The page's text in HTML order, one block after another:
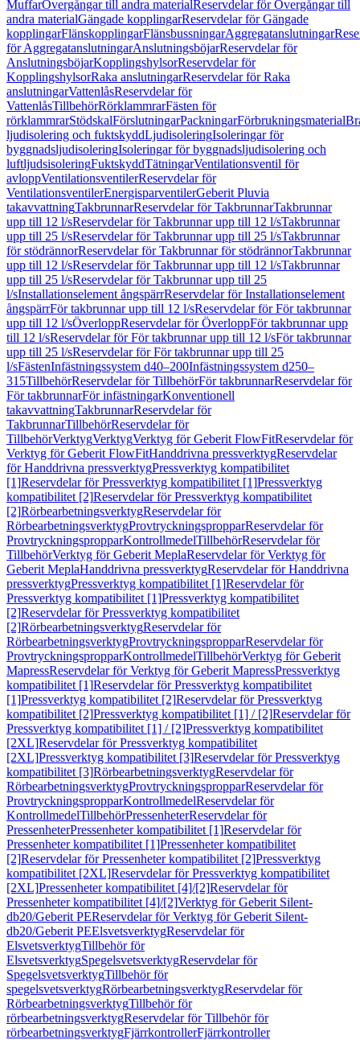
MuffarÖvergångar till andra materialReservdelar för Övergångar till
andra materialGängade kopplingarReservdelar för Gängade
kopplingarFlänskopplingarFlänsbussningarAggregatanslutningar
för AggregatanslutningarAnslutningsböjarReservdelar för
AnslutningsböjarKopplingshylsorReservdelar för
KopplingshylsorRaka anslutningarReservdelar för Raka
anslutningarVattenlåsReservdelar för
VattenlåsTillbehörRörklammrarFästen för
rörklammrarStödskalFörslutningarPackningarFörbrukningsmaterial
ljudisolering och fuktskyddLjudisoleringIsoleringar för
byggnadsljudisoleringIsoleringar för byggnadsljudisolering och
luftljudsisoleringFuktskyddTätningarVentilationsventil för
avloppVentilationsventilerReservdelar för
VentilationsventilerEnergisparventilerGeberit Pluvia
takavvattningTakbrunnarReservdelar för TakbrunnarTakbrunnar
upp till 12 l/sReservdelar för Takbrunnar upp till 12 l/sTakbrunnar
upp till 25 l/sReservdelar för Takbrunnar upp till 25 l/sTakbrunnar
för stödrännorReservdelar för Takbrunnar för stödrännorTakbrunnar
upp till 12 l/sReservdelar för Takbrunnar upp till 12 l/sTakbrunnar
upp till 25 l/sReservdelar för Takbrunnar upp till 25
l/sInstallationselement ångspärrReservdelar för Installationselement
ångspärrFör takbrunnar upp till 12 l/sReservdelar för För takbrunnar
upp till 12 l/sÖverloppReservdelar för ÖverloppFör takbrunnar upp
till 12 l/sReservdelar för För takbrunnar upp till 12 l/sFör takbrunnar
upp till 25 l/sReservdelar för För takbrunnar upp till 25
l/sFästenInfästningssystem d40–200Infästningssystem d250–
315TillbehörReservdelar för TillbehörFör takbrunnarReservdelar för
För takbrunnarFör infästningarKonventionell
takavvattningTakbrunnarReservdelar för
TakbrunnarTillbehörReservdelar för
TillbehörVerktygVerktygVerktyg för Geberit FlowFitReservdelar för
Verktyg för Geberit FlowFitHanddrivna pressverktygReservdelar
för Handdrivna pressverktygPressverktyg kompatibilitet
[1]Reservdelar för Pressverktyg kompatibilitet [1]Pressverktyg
kompatibilitet [2]Reservdelar för Pressverktyg kompatibilitet
[2]RörbearbetningsverktygReservdelar för
RörbearbetningsverktygProvtryckningspropparReservdelar för
ProvtryckningspropparKontrollmedelTillbehörReservdelar för
TillbehörVerktyg för Geberit MeplaReservdelar för Verktyg för
Geberit MeplaHanddrivna pressverktygReservdelar för Handdrivna
pressverktygPressverktyg kompatibilitet [1]Reservdelar för
Pressverktyg kompatibilitet [1]Pressverktyg kompatibilitet
[2]Reservdelar för Pressverktyg kompatibilitet
[2]RörbearbetningsverktygReservdelar för
RörbearbetningsverktygProvtryckningspropparReservdelar för
ProvtryckningspropparKontrollmedelTillbehörVerktyg för Geberit
MapressReservdelar för Verktyg för Geberit MapressPressverktyg
kompatibilitet [1]Reservdelar för Pressverktyg kompatibilitet
[1]Pressverktyg kompatibilitet [2]Reservdelar för Pressverktyg
kompatibilitet [2]Pressverktyg kompatibilitet [1] / [2]Reservdelar för
Pressverktyg kompatibilitet [1] / [2]Pressverktyg kompatibilitet
[2XL]Reservdelar för Pressverktyg kompatibilitet
[2XL]Pressverktyg kompatibilitet [3]Reservdelar för Pressverktyg
kompatibilitet [3]RörbearbetningsverktygReservdelar för
RörbearbetningsverktygProvtryckningspropparReservdelar för
ProvtryckningspropparKontrollmedelReservdelar för
KontrollmedelTillbehörPressenheterReservdelar för
PressenheterPressenheter kompatibilitet [1]Reservdelar för
Pressenheter kompatibilitet [1]Pressenheter kompatibilitet
[2]Reservdelar för Pressenheter kompatibilitet [2]Pressverktyg
kompatibilitet [2XL]Reservdelar för Pressverktyg kompatibilitet
[2XL]Pressenheter kompatibilitet [4]/[2]Reservdelar för
Pressenheter kompatibilitet [4]/[2]Verktyg för Geberit Silent-
db20/Geberit PEReservdelar för Verktyg för Geberit Silent-
db20/Geberit PEElsvetsverktygReservdelar för
ElsvetsverktygTillbehör för
ElsvetsverktygSpegelsvetsverktygReservdelar för
SpegelsvetsverktygTillbehör för
spegelsvetsverktygRörbearbetningsverktygReservdelar för
RörbearbetningsverktygTillbehör för
rörbearbetningsverktygReservdelar för Tillbehör för
rörbearbetningsverktygFjärrkontrollerFjärrkontroller